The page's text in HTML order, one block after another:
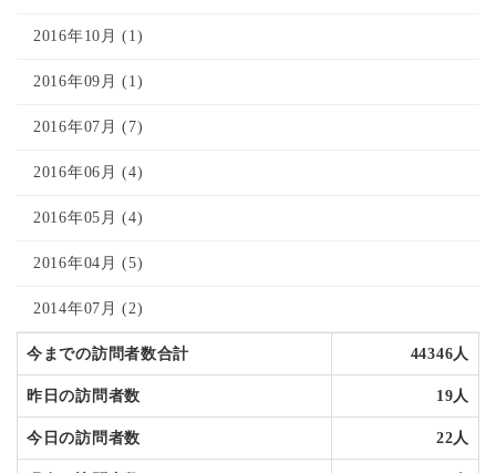
2016年10月 (1)
2016年09月 (1)
2016年07月 (7)
2016年06月 (4)
2016年05月 (4)
2016年04月 (5)
2014年07月 (2)
今までの訪問者数合計 44346人
昨日の訪問者数 19人
今日の訪問者数 22人